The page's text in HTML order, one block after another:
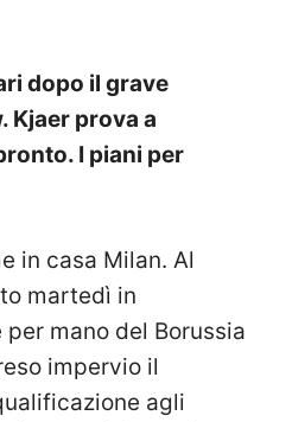
dopo il grave
Kjaer prova a
I piani per
in casa Milan. Al
martedì in
mano del Borussia
impervio il
agli